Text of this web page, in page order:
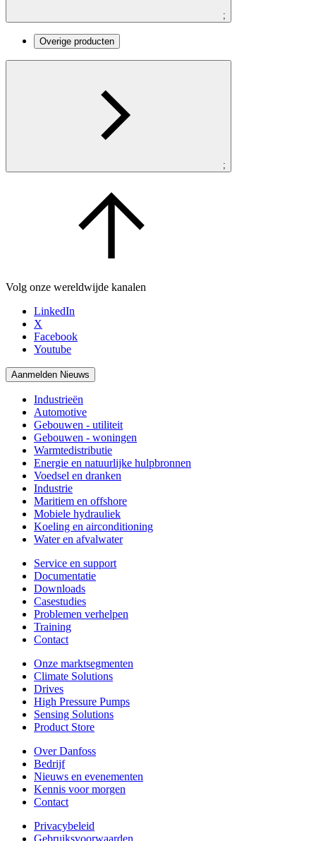
;
Overige producten
;
Volg onze wereldwijde kanalen
LinkedIn
X
Facebook
Youtube
Aanmelden Nieuws
Industrieën
Automotive
Gebouwen - utiliteit
Gebouwen - woningen
Warmtedistributie
Energie en natuurlijke hulpbronnen
Voedsel en dranken
Industrie
Maritiem en offshore
Mobiele hydrauliek
Koeling en airconditioning
Water en afvalwater
Service en support
Documentatie
Downloads
Casestudies
Problemen verhelpen
Training
Contact
Onze marktsegmenten
Climate Solutions
Drives
High Pressure Pumps
Sensing Solutions
Product Store
Over Danfoss
Bedrijf
Nieuws en evenementen
Kennis voor morgen
Contact
Privacybeleid
Gebruiksvoorwaarden